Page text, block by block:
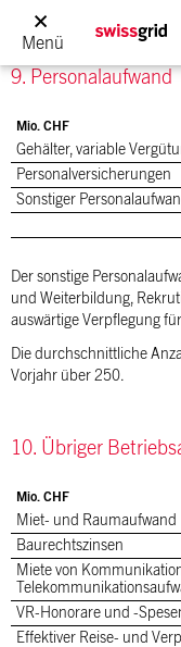
Menü
Aufwendungen in der
9. Personalaufwand
Mio. CHF
Gehälter, variable
Personalversicherungen
Sonstiger
Der sonstige
und Weiterbildung,
auswärtige Verpflegung
Die durchschnittliche
Vorjahr über 250.
10. Übriger
Mio. CHF
Miet- und Raumaufwand
Baurechtszinsen
Miete von
VR-Honorare und -
Effektiver Reise- und